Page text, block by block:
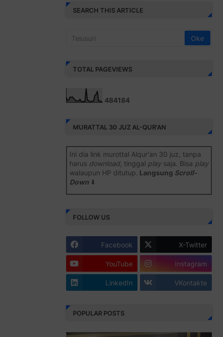
SEARCH THIS ARTICLE
TOTAL PAGEVIEWS
484184
MURATTAL 30 JUZ AL-QUR'AN
Ini dia link murottal Alqur'an 30 juz, tanpa
harus download, tinggal playsaja. Bisa play
walaupun HP ditutup. Langsung Scroll-
Down⬇️
Juz 1 ⇨http://j.mp/2b8SiNO
Juz 2 ⇨http://j.mp/2b8RJmQ
Juz 3 ⇨http://j.mp/2bFSrtF
Juz 4 ⇨http://j.mp/2b8SXi3
Juz 5 ⇨http://j.mp/2b8RZm3
Juz 6 ⇨http://j.mp/28MBohs
Juz 7 ⇨http://j.mp/2bFRIZC
FOLLOW US
Facebook X-Twitter
YouTube Instagram
LinkedIn VKontakte
POPULAR POSTS